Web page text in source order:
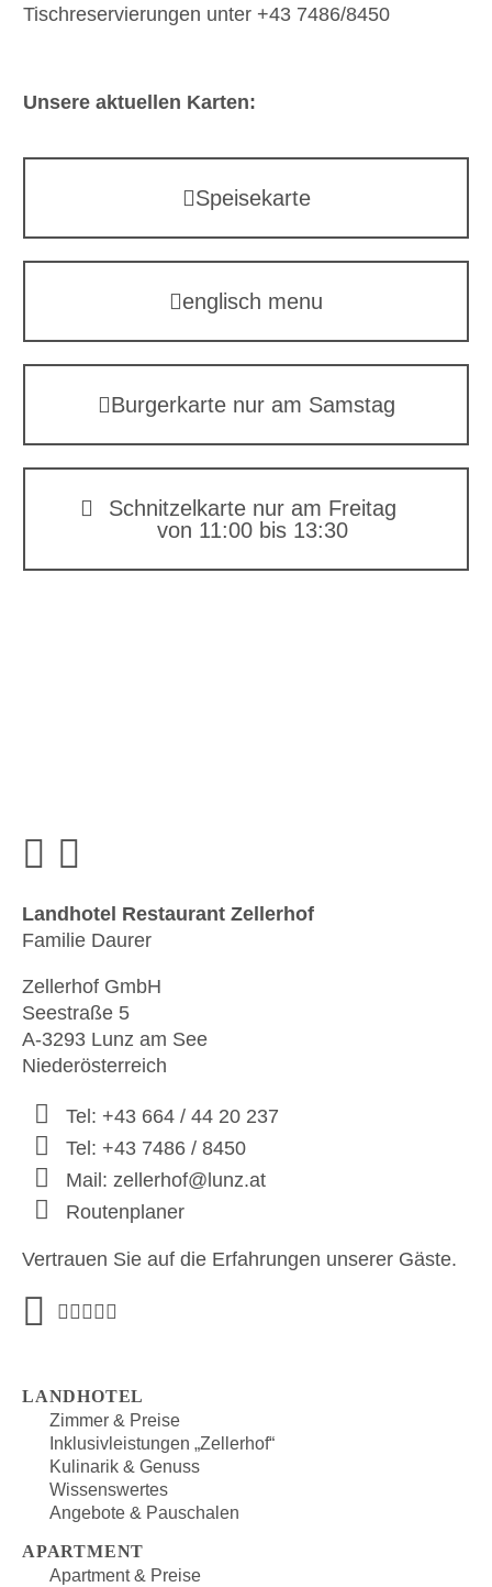
Tischreservierungen unter +43 7486/8450
Unsere aktuellen Karten:
Speisekarte
englisch menu
Burgerkarte nur am Samstag
Schnitzelkarte nur am Freitag
von 11:00 bis 13:30
Landhotel Restaurant Zellerhof
Familie Daurer
Zellerhof GmbH
Seestraße 5
A-3293 Lunz am See
Niederösterreich
Tel: +43 664 / 44 20 237
Tel: +43 7486 / 8450
Mail: zellerhof@lunz.at
Routenplaner
Vertrauen Sie auf die Erfahrungen unserer Gäste.
LANDHOTEL
Zimmer & Preise
Inklusivleistungen „Zellerhof“
Kulinarik & Genuss
Wissenswertes
Angebote & Pauschalen
APARTMENT
Apartment & Preise